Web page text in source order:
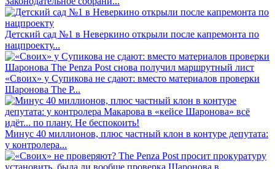
Детский сад №1 в Неверкино открыли после капремонта по
нацпроекту...
«Своих» у Супикова не сдают: вместо материалов проверки
Шаронова The P...
Минус 40 миллионов, плюс частный клон в контуре депутата:
у контролера...